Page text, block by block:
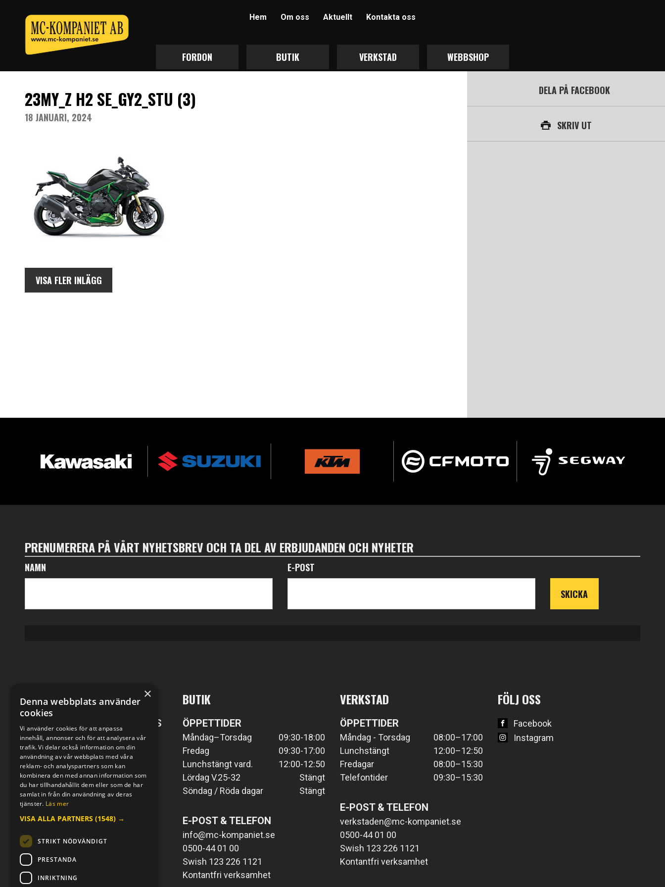
Hem Om oss Aktuellt Kontakta oss
FORDON BUTIK VERKSTAD WEBBSHOP
23MY_Z H2 SE_GY2_STU (3)
18 JANUARI, 2024
VISA FLER INLÄGG
DELA PÅ FACEBOOK
SKRIV UT
AUKTORISERAD ÅTERFÖRSÄLJARE AV
PRENUMERERA PÅ VÅRT NYHETSBREV OCH TA DEL AV ERBJUDANDEN OCH NYHETER
NAMN E-POST
MC-KOMPANIET
POST- SAMT BESÖKSADRESS
MC-Kompaniet i Väring AB
Väringsvägen 1
549 76 Väring
E-POST & TELEFON
info@mc-kompaniet.se
0500-44 01 00
Swish 123 226 1121
Kontantfri verksamhet
BUTIK
ÖPPETTIDER
Måndag–Torsdag
09:30-18:00
Fredag
09:30-17:00
Lunchstängt vard.
12:00-12:50
Lördag V.25-32
Stängt
Söndag / Röda dagar
Stängt
E-POST & TELEFON
info@mc-kompaniet.se
0500-44 01 00
Swish 123 226 1121
Kontantfri verksamhet
VERKSTAD
ÖPPETTIDER
Måndag - Torsdag
08:00–17:00
Lunchstängt
12:00–12:50
Fredagar
08:00–15:30
Telefontider
09:30–15:30
E-POST & TELEFON
verkstaden@mc-kompaniet.se
0500-44 01 00
Swish 123 226 1121
Kontantfri verksamhet
FÖLJ OSS
Facebook
Instagram
×
Denna webbplats använder
cookies
Vi använder cookies för att anpassa
innehåll, annonser och för att analysera vår
trafik. Vi delar också information om din
användning av vår webbplats med våra
reklam- och analyspartners som kan
kombinera den med annan information som
du har tillhandahållit dem eller som de har
samlat in från din användning av deras
tjänster. Läs mer
VISA ALLA PARTNERS (1548) →
STRIKT NÖDVÄNDIGT
PRESTANDA
INRIKTNING